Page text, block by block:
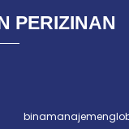
PERIZINAN